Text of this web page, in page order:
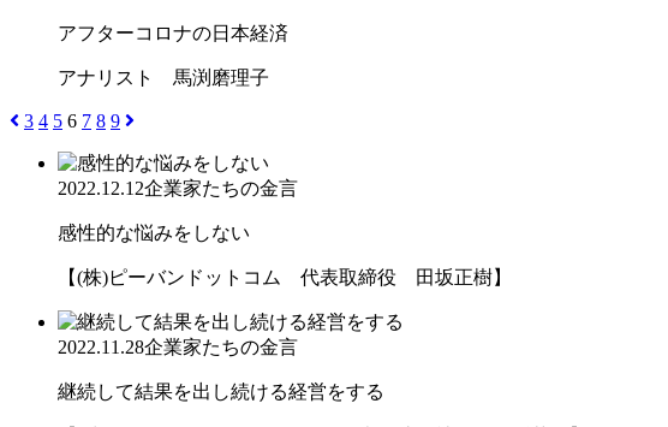
アフターコロナの日本経済
アナリスト 馬渕磨理子
3 4 5 6 7 8 9
2022.12.12企業家たちの金言
感性的な悩みをしない
【(株)ピーバンドットコム 代表取締役 田坂正樹】
2022.11.28企業家たちの金言
継続して結果を出し続ける経営をする